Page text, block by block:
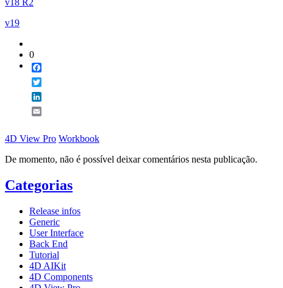
v19
0
4D View Pro Workbook
De momento, não é possível deixar comentários nesta publicação.
Categorias
Release infos
Generic
User Interface
Back End
Tutorial
4D AIKit
4D Components